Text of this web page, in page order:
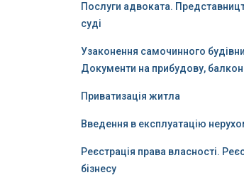
Послуги адвоката.
суді
Узаконення самочинного
Документи на прибудову,
Приватизація житла
Введення в експлуатацію
Реєстрація права власності.
бізнесу